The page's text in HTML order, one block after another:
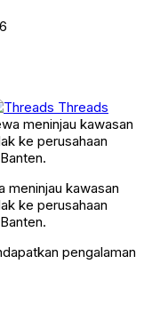
Threads
meninjau kawasan
ke perusahaan
pengalaman